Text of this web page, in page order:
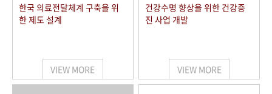
한국 의료전달체계 구축을 위
한 제도 설계
VIEW MORE
건강수명 향상을 위한 건강증
진 사업 개발
VIEW MORE